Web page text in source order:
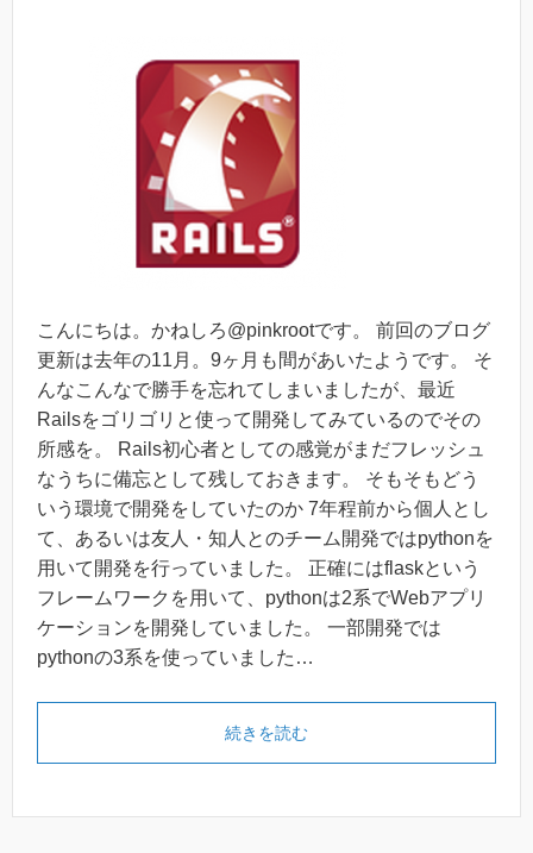
こんにちは。かねしろ@pinkrootです。 前回のブログ
更新は去年の11月。9ヶ月も間があいたようです。 そ
んなこんなで勝手を忘れてしまいましたが、最近
Railsをゴリゴリと使って開発してみているのでその
所感を。 Rails初心者としての感覚がまだフレッシュ
なうちに備忘として残しておきます。 そもそもどう
いう環境で開発をしていたのか 7年程前から個人とし
て、あるいは友人・知人とのチーム開発ではpythonを
用いて開発を行っていました。 正確にはflaskという
フレームワークを用いて、pythonは2系でWebアプリ
ケーションを開発していました。 一部開発では
pythonの3系を使っていました…
続きを読む